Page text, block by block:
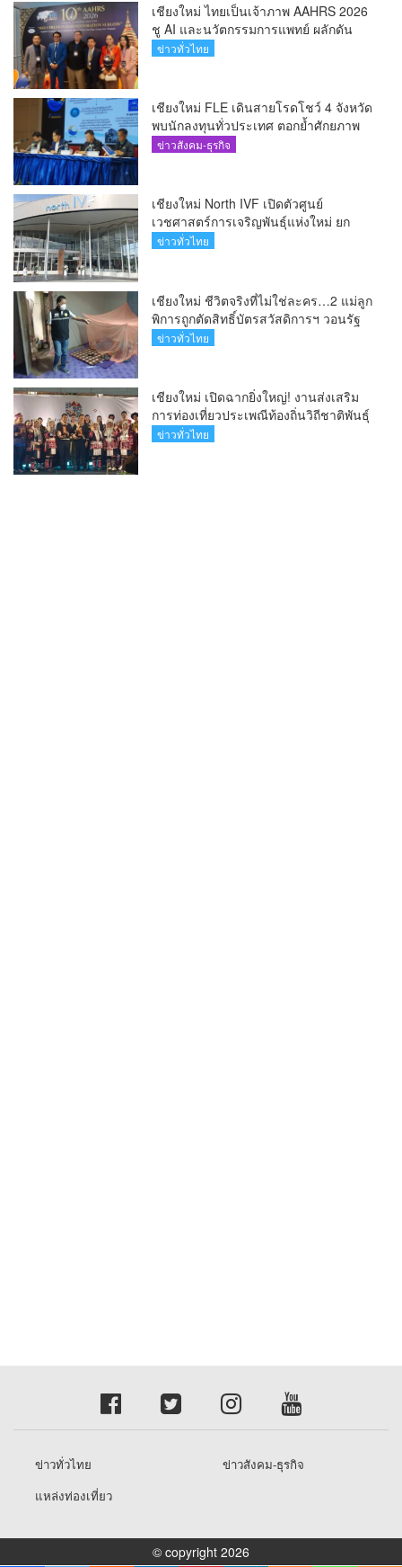
เชียงใหม่ ไทยเป็นเจ้าภาพ AAHRS 2026
ชู AI และนวัตกรรมการแพทย์ ผลักดัน
Medical Hub และศูนย์กลางปลูกผมแห่ง
ข่าวทั่วไทย
เชียงใหม่ FLE เดินสายโรดโชว์ 4 จังหวัด
พบนักลงทุนทั่วประเทศ ตอกย้ำศักยภาพ
ผู้นำธุรกิจระบบน้ำครบวงจร(คลิป)
ข่าวสังคม-ธุรกิจ
เชียงใหม่ North IVF เปิดตัวศูนย์
เวชศาสตร์การเจริญพันธุ์แห่งใหม่ ยก
ระดับเชียงใหม่สู่ ศูนย์กลางการรักษาผู้มี
ข่าวทั่วไทย
เชียงใหม่ ชีวิตจริงที่ไม่ใช่ละคร…2 แม่ลูก
พิการถูกตัดสิทธิ์บัตรสวัสดิการฯ วอนรัฐ
ทบทวนเกณฑ์ช่วยคนจน(คลิป)
ข่าวทั่วไทย
เชียงใหม่ เปิดฉากยิ่งใหญ่! งานส่งเสริม
การท่องเที่ยวประเพณีท้องถิ่นวิถีชาติพันธุ์
ล้านนา(คลิป)
ข่าวทั่วไทย
ข่าวทั่วไทย
ข่าวสังคม-ธุรกิจ
แหล่งท่องเที่ยว
© copyright 2026